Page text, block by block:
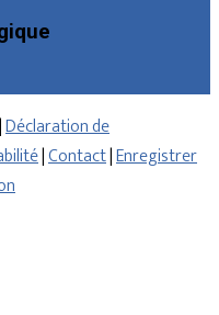
|Déclaration de
|Contact|Enregistrer